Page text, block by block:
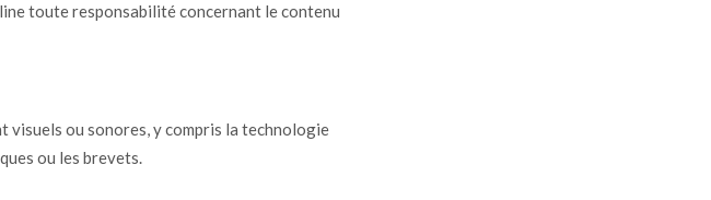
toute responsabilité concernant le contenu
visuels ou sonores, y compris la technologie
ou les brevets.